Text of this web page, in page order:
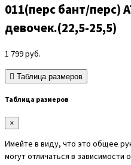
011(перс бант/перс)
девочек.(22,5-25,5)
1 799руб.
Таблица размеров
Таблица размеров
×
Имейте в виду, что это общее
могут отличаться в